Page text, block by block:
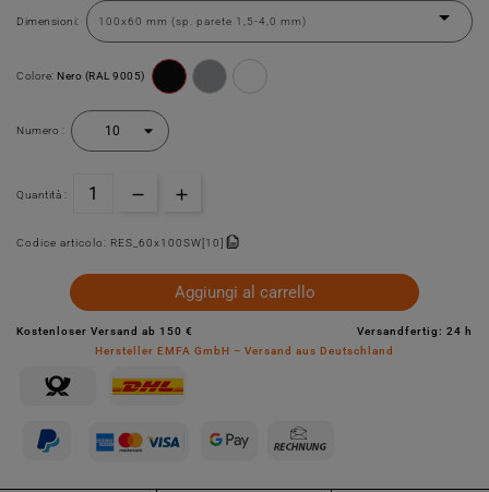
Dimensioni:
Colore: Nero (RAL 9005)
Numero :
Quantità :
Codice articolo: RES_60x100SW[10]
Aggiungi al carrello
Kostenloser Versand ab 150 €
Versandfertig: 24 h
Hersteller EMFA GmbH – Versand aus Deutschland